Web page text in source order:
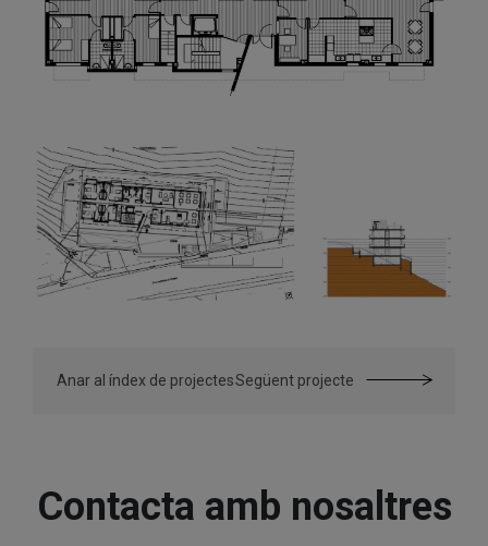
Anar al índex de projectesSegüent projecte
Contacta amb nosaltres